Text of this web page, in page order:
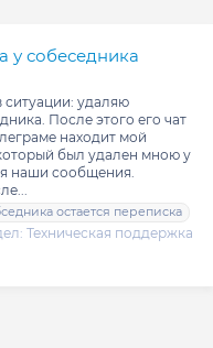
у собеседника
ситуации: удаляю
После этого его чат
находит мой
был удален мною у
наши сообщения.
остается переписка
Техническая поддержка